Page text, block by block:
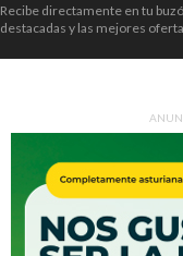
Recibe directamente en tu
destacadas y las mejores